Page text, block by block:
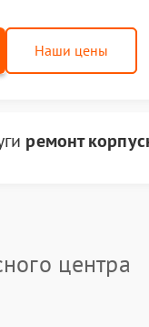
Наши цены
ремонт
центра